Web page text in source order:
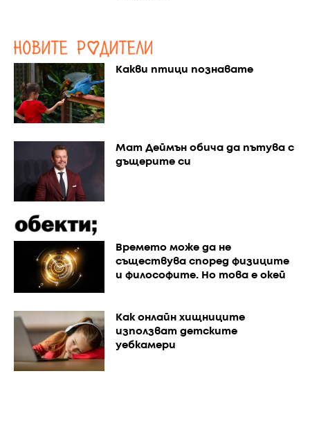
Какви птици познавате
Мат Деймън обича да пътува с
дъщерите си
Времето може да не
съществува според физиците
и философите. Но това е окей
Как онлайн хищниците
използват детските
уебкамери